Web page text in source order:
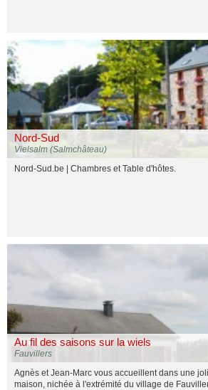
Nord-Sud
Vielsalm (Salmchâteau)
Nord-Sud.be | Chambres et Table d'hôtes.
Au fil des saisons sur la wiels
Fauvillers
Agnès et Jean-Marc vous accueillent dans une
maison, nichée à l'extrémité du village de